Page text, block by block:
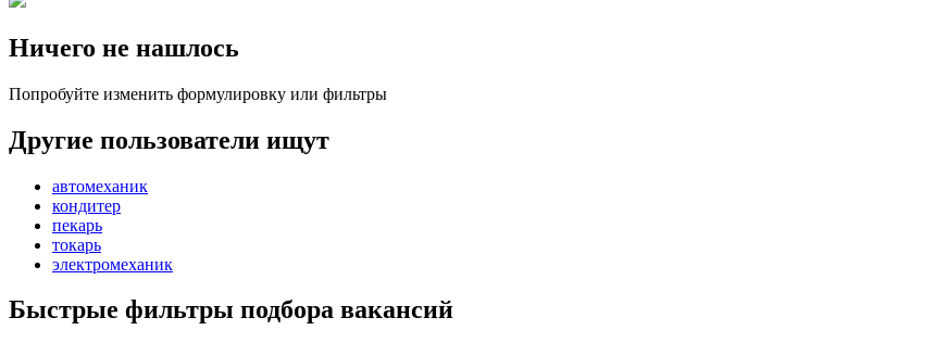
Ничего не нашлось
Попробуйте изменить формулировку или фильтры
Другие пользователи ищут
автомеханик
кондитер
пекарь
токарь
электромеханик
Быстрые фильтры подбора вакансий